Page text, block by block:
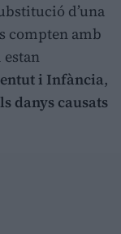
d’una
compten amb
estan
i Infància,
danys causats